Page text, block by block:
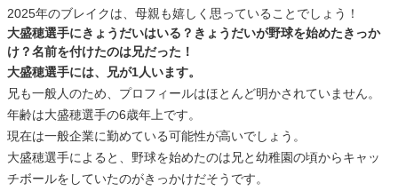
2025年のブレイクは、母親も嬉しく思っていることでしょう！
大盛穂選手にきょうだいはいる？きょうだいが野球を始めたきっか
け？名前を付けたのは兄だった！
大盛穂選手には、兄が1人います。
兄も一般人のため、プロフィールはほとんど明かされていません。
年齢は大盛穂選手の6歳年上です。
現在は一般企業に勤めている可能性が高いでしょう。
大盛穂選手によると、野球を始めたのは兄と幼稚園の頃からキャッ
チボールをしていたのがきっかけだそうです。